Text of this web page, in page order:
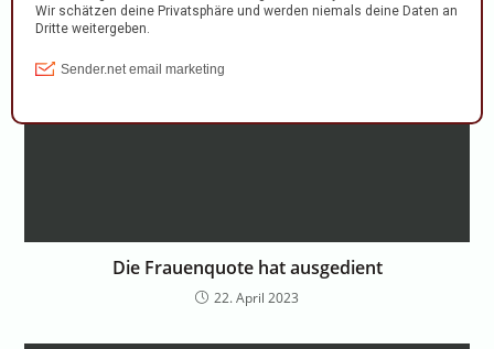
Die Frauenquote hat ausgedient
22. April 2023